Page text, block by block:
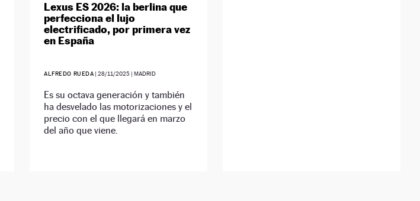
Lexus ES 2026: la berlina que
perfecciona el lujo
electrificado, por primera vez
en España
ALFREDO RUEDA |28/11/2025 | MADRID
Es su octava generación y también
ha desvelado las motorizaciones y el
precio con el que llegará en marzo
del año que viene.